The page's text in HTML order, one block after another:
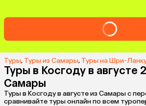
Туры, Туры из Самары, Туры на Шри-
Туры в Косгоду в августе
Самары
Туры в Косгоду в августе из Самары с
сравнивайте туры онлайн по всем